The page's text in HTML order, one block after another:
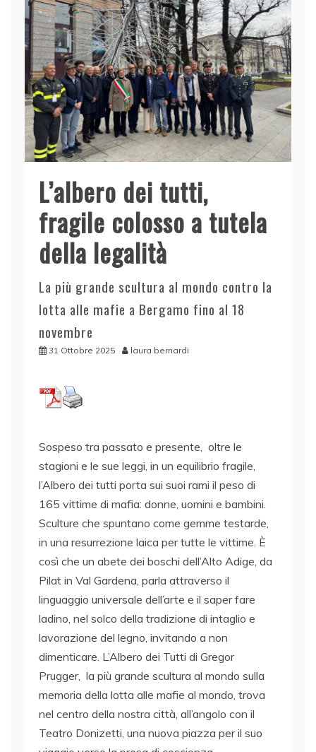
L’albero dei tutti,
fragile colosso a tutela
della legalità
La più grande scultura al mondo contro la
lotta alle mafie a Bergamo fino al 18
novembre
31 Ottobre 2025 laura bernardi
Sospeso tra passato e presente, oltre le
stagioni e le sue leggi, in un equilibrio fragile,
l’Albero dei tutti porta sui suoi rami il peso di
165 vittime di mafia: donne, uomini e bambini.
Sculture che spuntano come gemme testarde,
in una resurrezione laica per tutte le vittime. È
così che un abete dei boschi dell’Alto Adige, da
Pilat in Val Gardena, parla attraverso il
linguaggio universale dell’arte e il saper fare
ladino, nel solco della tradizione di intaglio e
lavorazione del legno, invitando a non
dimenticare. L’Albero dei Tutti di Gregor
Prugger, la più grande scultura al mondo sulla
memoria della lotta alle mafie al mondo, trova
nel centro della nostra città, all’angolo con il
Teatro Donizetti, una nuova piazza per il suo